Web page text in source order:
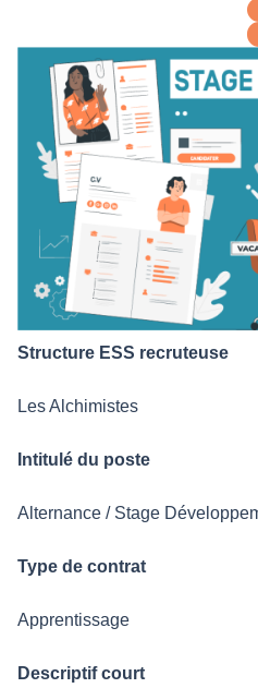
Structure ESS recruteuse
Les Alchimistes
Intitulé du poste
Alternance / Stage
Type de contrat
Apprentissage
Descriptif court